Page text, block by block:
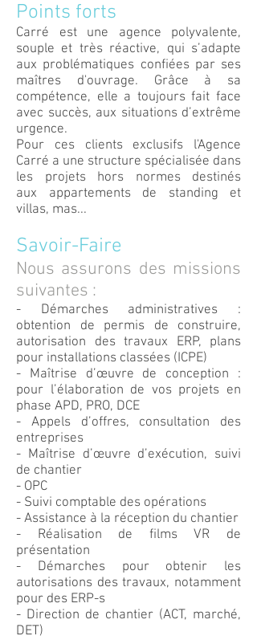
Points forts
Carré est une agence polyvalente,
souple et très réactive, qui s’adapte
aux problématiques confiées par ses
maîtres d'ouvrage. Grâce à sa
compétence, elle a toujours fait face
avec succès, aux situations d’extrême
urgence.
Pour ces clients exclusifs l'Agence
Carré a une structure spécialisée dans
les projets hors normes destinés
aux appartements de standing et
villas, mas...
Savoir-Faire
Nous assurons des missions
suivantes :
- Démarches administratives :
obtention de permis de construire,
autorisation des travaux ERP, plans
pour installations classées (ICPE)
- Maîtrise d’œuvre de conception :
pour l’élaboration de vos projets en
phase APD, PRO, DCE
- Appels d’offres, consultation des
entreprises
- Maîtrise d’œuvre d’exécution, suivi
de chantier
- OPC
- Suivi comptable des opérations
- Assistance à la réception du chantier
- Réalisation de films VR de
présentation
- Démarches pour obtenir les
autorisations des travaux, notamment
pour des ERP-s
- Direction de chantier (ACT, marché,
DET)